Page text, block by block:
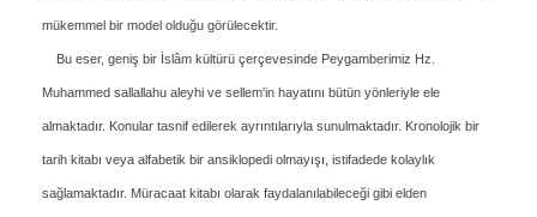
mükemmel bir model olduğu görülecektir.
Bu eser, geniş bir İslâm kültürü çerçevesinde Peygamberimiz Hz.
Muhammed sallallahu aleyhi ve sellem'in hayatını bütün yönleriyle ele
almaktadır. Konular tasnif edilerek ayrıntılarıyla sunulmaktadır. Kronolojik bir
tarih kitabı veya alfabetik bir ansiklopedi olmayışı, istifadede kolaylık
sağlamaktadır. Müracaat kitabı olarak faydalanılabileceği gibi elden